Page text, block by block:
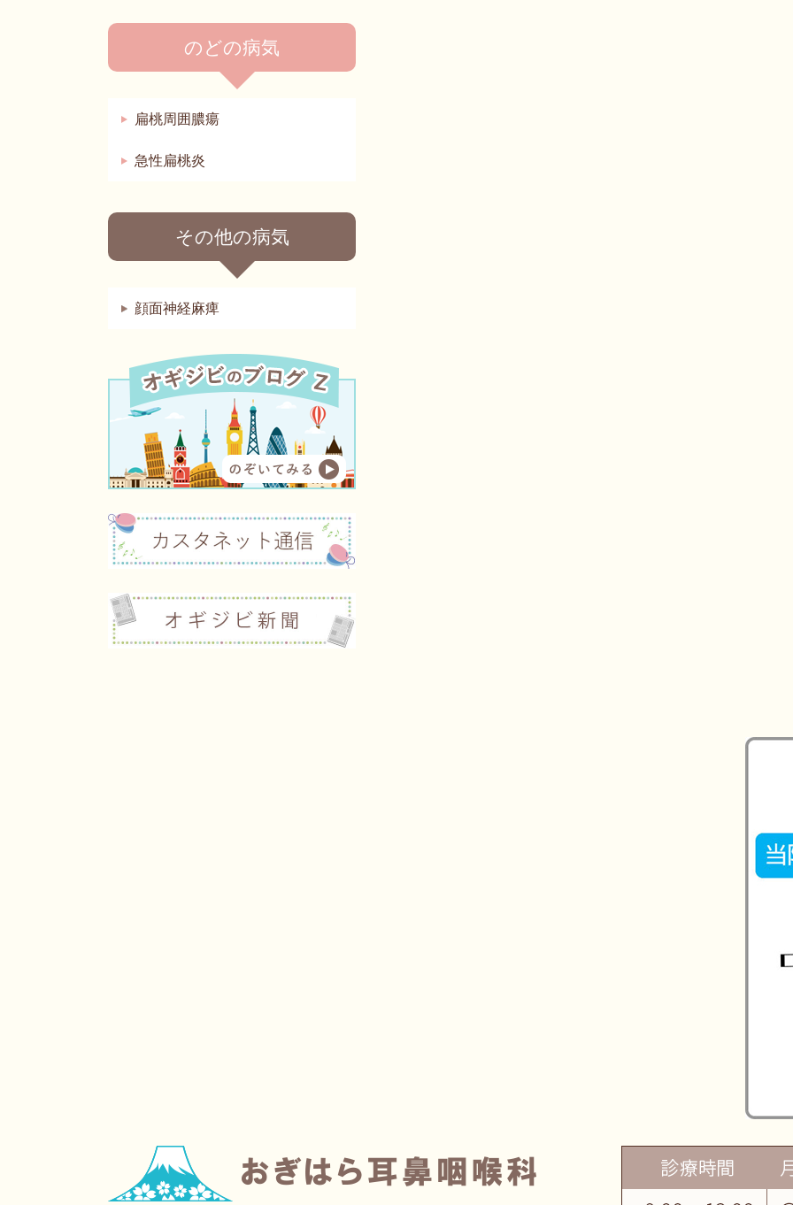
のどの病気
扁桃周囲膿瘍
急性扁桃炎
その他の病気
顔面神経麻痺